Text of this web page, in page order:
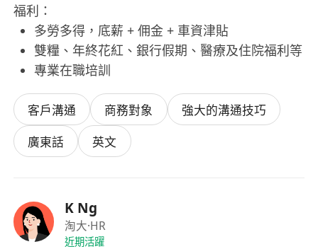
福利：
多勞多得，底薪 + 佣金 + 車資津貼
雙糧、年終花紅、銀行假期、醫療及住院福利等
專業在職培訓
客戶溝通 商務對象
強大的溝通技巧
廣東話
英文
K Ng
淘大·HR
近期活躍